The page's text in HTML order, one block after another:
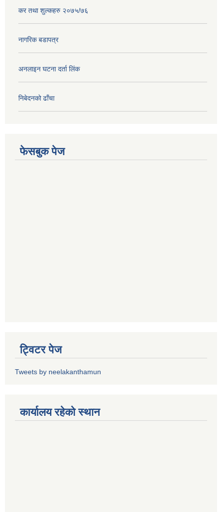
कर तथा शुल्कहरु २०७५/७६
नागरिक बडापत्र
अनलाइन घटना दर्ता लिंक
निबेदनको ढाँचा
फेसबुक पेज
ट्विटर पेज
Tweets by neelakanthamun
कार्यालय रहेको स्थान